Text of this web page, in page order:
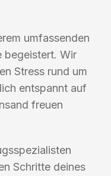
umfassenden
begeistert. Wir
Stress rund um
entspannt auf
freuen
Schritte deines